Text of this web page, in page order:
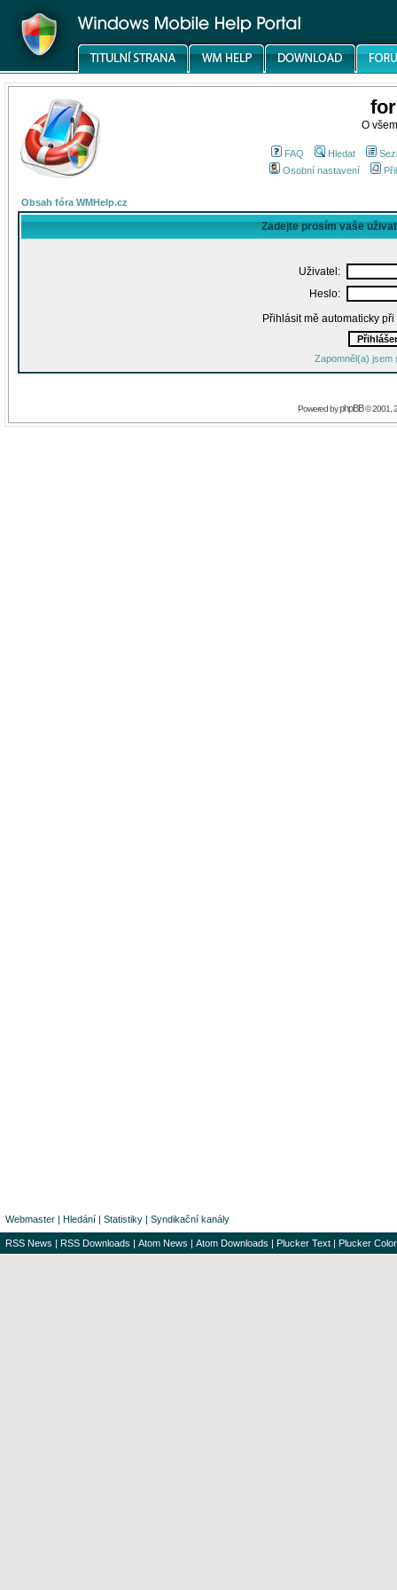
O
FAQ Hledat
Osobní nastavení
Obsah fóra WMHelp.cz
Zadejte prosím vaše
Uživatel:
Heslo:
Přihlásit mě automaticky
Zapomněl(a) jsem
Powered byphpBB© 2001,
Webmaster | Hledání | Statistiky | Syndikační kanály
RSS News | RSS Downloads | Atom News | Atom Downloads | Plucker Text | Plucker Color